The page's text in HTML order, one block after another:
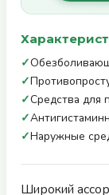
✓
✓
✓Средства для
✓
✓Наружные
Широкий